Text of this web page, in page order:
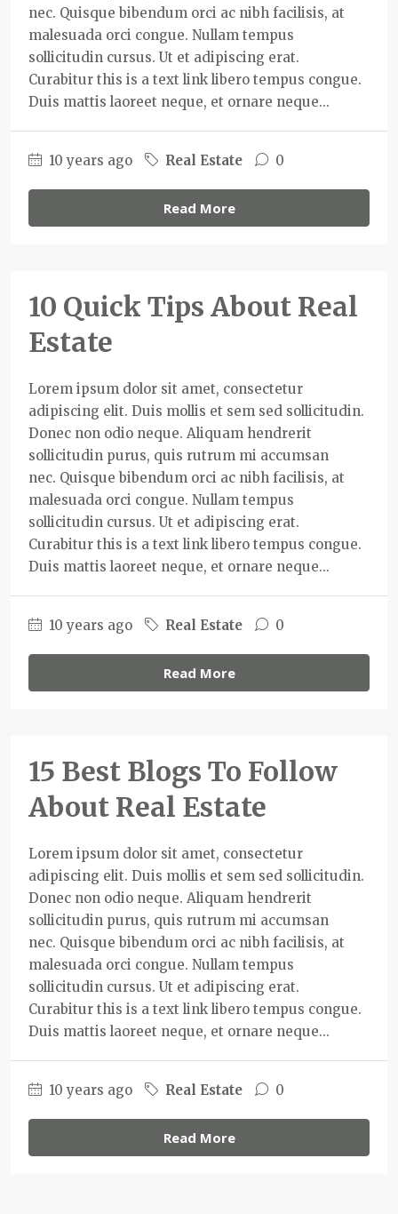
nec. Quisque bibendum orci ac nibh facilisis, at
malesuada orci congue. Nullam tempus
sollicitudin cursus. Ut et adipiscing erat.
Curabitur this is a text link libero tempus congue.
Duis mattis laoreet neque, et ornare neque...
10 years ago Real Estate 0
Read More
10 Quick Tips About Real
Estate
Lorem ipsum dolor sit amet, consectetur
adipiscing elit. Duis mollis et sem sed sollicitudin.
Donec non odio neque. Aliquam hendrerit
sollicitudin purus, quis rutrum mi accumsan
nec. Quisque bibendum orci ac nibh facilisis, at
malesuada orci congue. Nullam tempus
sollicitudin cursus. Ut et adipiscing erat.
Curabitur this is a text link libero tempus congue.
Duis mattis laoreet neque, et ornare neque...
10 years ago Real Estate 0
Read More
15 Best Blogs To Follow
About Real Estate
Lorem ipsum dolor sit amet, consectetur
adipiscing elit. Duis mollis et sem sed sollicitudin.
Donec non odio neque. Aliquam hendrerit
sollicitudin purus, quis rutrum mi accumsan
nec. Quisque bibendum orci ac nibh facilisis, at
malesuada orci congue. Nullam tempus
sollicitudin cursus. Ut et adipiscing erat.
Curabitur this is a text link libero tempus congue.
Duis mattis laoreet neque, et ornare neque...
10 years ago Real Estate 0
Read More